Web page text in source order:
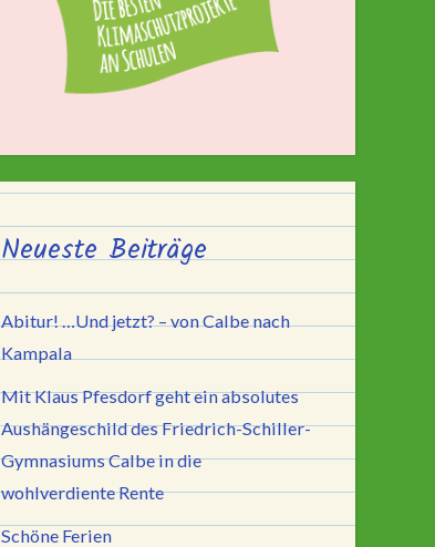
Neueste Beiträge
Abitur! …Und jetzt? – von Calbe nach
Kampala
Mit Klaus Pfesdorf geht ein absolutes
Aushängeschild des Friedrich-Schiller-
Gymnasiums Calbe in die
wohlverdiente Rente
Schöne Ferien